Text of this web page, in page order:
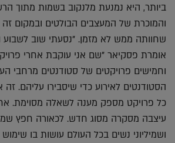
ביותר, היא נמנעת מלנקוב בשמות מתוך
והמוכרת של המעצבים הבולטים ובמקום
שחוותה ממש לא מזמן. "נסעתי שוב לשבוע
אומרת פסקיאר "שם אני עוקבת אחרי
וחמישים פרויקטים של סטודנטים מרחבי
הסטודנטים לאירוע כדי שיסבירו עליהם. זה
כל פרויקט מספק מענה לשאלה מסוימת.
עיצבה מסקרה מסוג חדש. לכאורה חפץ
ושמיליוני נשים בכל העולם עושות בו שימוש